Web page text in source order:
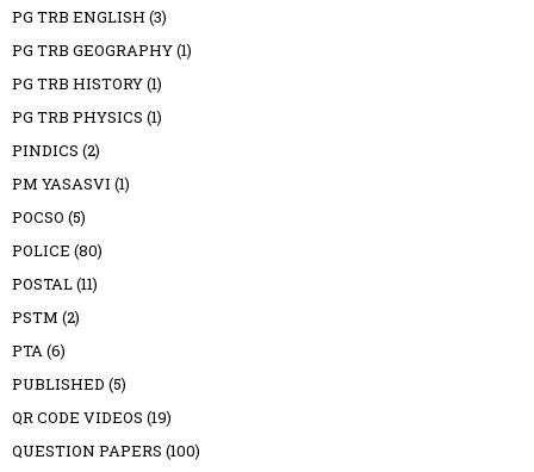
PG TRB ENGLISH (3)
PG TRB GEOGRAPHY(1)
PG TRB HISTORY(1)
PG TRB PHYSICS (1)
PINDICS (2)
PM YASASVI (1)
POCSO (5)
POLICE (80)
POSTAL(11)
PSTM (2)
PTA(6)
PUBLISHED (5)
QR CODE VIDEOS (19)
QUESTION PAPERS (100)